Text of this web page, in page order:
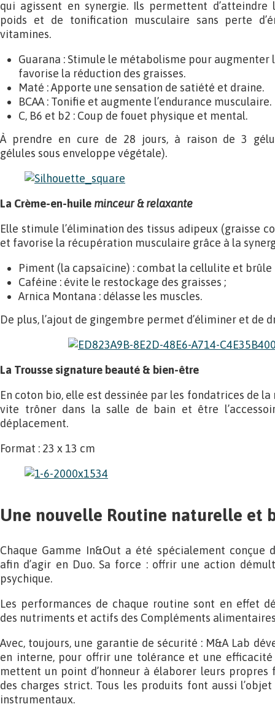
qui agissent en synergie. Ils permettent
poids et de tonification musculaire sans perte
vitamines.
Guarana : Stimule le métabolisme pour augmenter
favorise la réduction des graisses.
Maté : Apporte une sensation de satiété et draine.
BCAA : Tonifie et augmente l’endurance musculaire.
C, B6 et b2 : Coup de fouet physique et mental.
À prendre en cure de 28 jours, à raison de 3
gélules sous enveloppe végétale).
La Crème-en-huile minceur & relaxante
Elle stimule l’élimination des tissus adipeux (graisse
et favorise la récupération musculaire grâce à la
Piment (la capsaïcine) : combat la cellulite et brûle
Caféine : évite le restockage des graisses ;
Arnica Montana : délasse les muscles.
De plus, l’ajout de gingembre permet d’éliminer et de
La Trousse signature beauté & bien-être
En coton bio, elle est dessinée par les fondatrices de
vite trôner dans la salle de bain et être
déplacement.
Format : 23 x 13 cm
Une nouvelle Routine naturelle et
Chaque Gamme In&Out a été spécialement conçue
afin d’agir en Duo. Sa force : offrir une action
psychique.
Les performances de chaque routine sont en effet
des nutriments et actifs des Compléments
Avec, toujours, une garantie de sécurité : M&A Lab
en interne, pour offrir une tolérance et une
mettent un point d’honneur à élaborer leurs propres
des charges strict. Tous les produits font aussi
instrumentaux.